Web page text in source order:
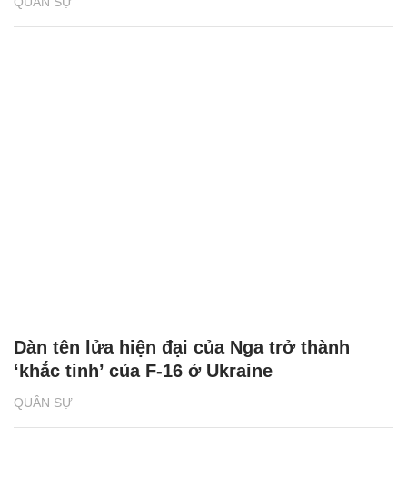
QUÂN SỰ
Dàn tên lửa hiện đại của Nga trở thành
‘khắc tinh’ của F-16 ở Ukraine